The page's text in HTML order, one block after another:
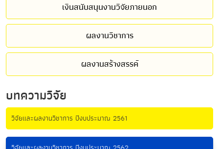
เงินสนับสนุนงานวิจัยภายนอก
ผลงานวิชาการ
ผลงานสร้างสรรค์
บทความวิจัย
วิจัยและผลงานวิชาการ ปีงบประมาณ 2561